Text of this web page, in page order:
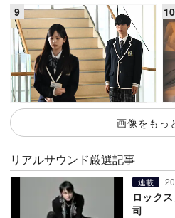
画像をもっ
リアルサウンド厳選記事
連載
ロック
司